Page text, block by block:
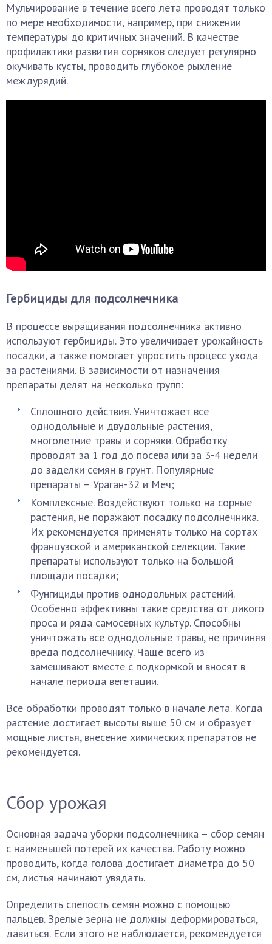
Мульчирование в течение всего лета проводят только
по мере необходимости, например, при снижении
температуры до критичных значений. В качестве
профилактики развития сорняков следует регулярно
окучивать кусты, проводить глубокое рыхление
междурядий.
Гербициды для подсолнечника
В процессе выращивания подсолнечника активно
используют гербициды. Это увеличивает урожайность
посадки, а также помогает упростить процесс ухода
за растениями. В зависимости от назначения
препараты делят на несколько групп:
Сплошного действия. Уничтожает все
однодольные и двудольные растения,
многолетние травы и сорняки. Обработку
проводят за 1 год до посева или за 3-4 недели
до заделки семян в грунт. Популярные
препараты – Ураган-32 и Меч;
Комплексные. Воздействуют только на сорные
растения, не поражают посадку подсолнечника.
Их рекомендуется применять только на сортах
французской и американской селекции. Такие
препараты используют только на большой
площади посадки;
Фунгициды против однодольных растений.
Особенно эффективны такие средства от дикого
проса и ряда самосевных культур. Способны
уничтожать все однодольные травы, не причиняя
вреда подсолнечнику. Чаще всего из
замешивают вместе с подкормкой и вносят в
начале периода вегетации.
Все обработки проводят только в начале лета. Когда
растение достигает высоты выше 50 см и образует
мощные листья, внесение химических препаратов не
рекомендуется.
Сбор урожая
Основная задача уборки подсолнечника – сбор семян
с наименьшей потерей их качества. Работу можно
проводить, когда голова достигает диаметра до 50
см, листья начинают увядать.
Определить спелость семян можно с помощью
пальцев. Зрелые зерна не должны деформироваться,
давиться. Если этого не наблюдается, рекомендуется